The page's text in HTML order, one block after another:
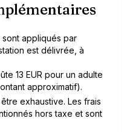
sont appliqués par
est délivrée, à
13 EUR pour un adulte
approximatif).
exhaustive. Les frais
hors taxe et sont